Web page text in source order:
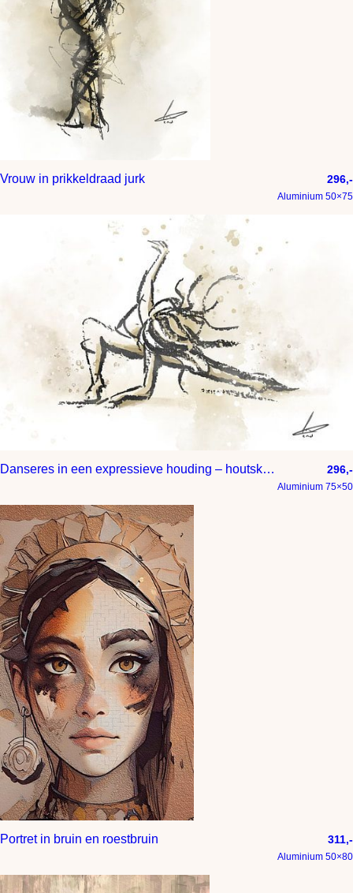
Vrouw in prikkeldraad jurk 296,-
Aluminium 50×75
Danseres in een expressieve houding – houtskool met waterverf stijl 296,-
Aluminium 75×50
Portret in bruin en roestbruin 311,-
Aluminium 50×80